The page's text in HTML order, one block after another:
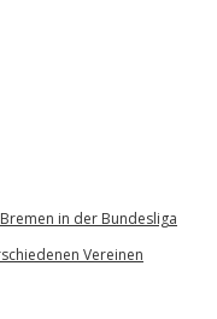
in der Bundesliga
Vereinen